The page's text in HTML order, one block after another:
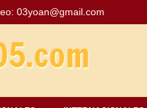
03yoan@gmail.com